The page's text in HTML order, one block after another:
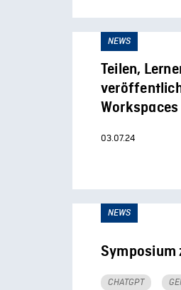
NEWS
Teilen,
Workspaces
03.07.24
NEWS
Symposium
CHATGPT